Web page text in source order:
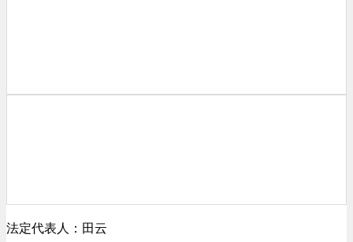
法定代表人：田云